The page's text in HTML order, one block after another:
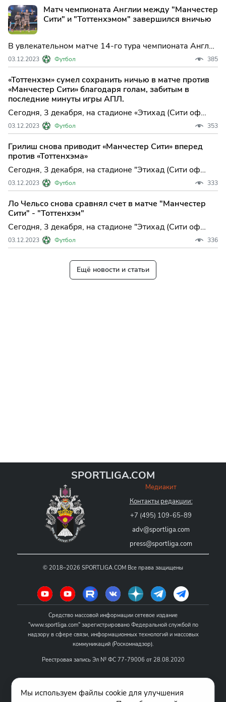
Матч чемпионата Англии между "Манчестер
Сити" и "Тоттенхэмом" завершился вничью
В увлекательном матче 14-го тура чемпионата Англии
по футболу «Манчестер Сити» и «Тоттенхэм» сыграли
вничью. Встреча прошла на поле «Манчестер Сити» в
Манчестере и завершилась со счетом 3:3.
03.12.2023 Футбол 385
«Тоттенхэм» сумел сохранить ничью в матче против
«Манчестер Сити» благодаря голам, забитым в
последние минуты игры АПЛ.
Сегодня, 3 декабря, на стадионе «Этихад (Сити оф
Манчестер)» в Манчестере состоялся матч 14-го тура
английской Премьер-лиги между командами
«Манчестер Сити» и «Тоттенхэм». Главным арбитром
встречи был назначен Саймон Хупер.
03.12.2023 Футбол 353
Грилиш снова приводит «Манчестер Сити» вперед
против «Тоттенхэма»
Сегодня, 3 декабря, на стадионе "Этихад (Сити оф
Манчестер)" в Манчестере прошел матч 14-го тура
английской Премьер-лиги между командами
"Манчестер Сити" и "Тоттенхэм". Главным арбитром
встречи был назначен Саймон Хупер.
03.12.2023 Футбол 333
Ло Чельсо снова сравнял счет в матче "Манчестер
Сити" - "Тоттенхэм"
Сегодня, 3 декабря, на стадионе "Этихад (Сити оф
Манчестер)" в Манчестере проходит матч 14-го тура
английской Премьер-лиги между командами
встречи назначен Саймон Хупер.
03.12.2023 Футбол 336
Ещё новости и статьи
SPORTLIGA.COM
Медиакит
Контакты редакции:
+7 (495) 109-65-89
adv@sportliga.com
press@sportliga.com
© 2018–2026 SPORTLIGA.COM Все права защищены
Средство массовой информации сетевое издание
"www.sportliga.com" зарегистрировано Федеральной службой по
надзору в сфере связи, информационных технологий и массовых
коммуникаций (Роскомнадзор).
Реестровая запись Эл № ФС 77-79006 от 28.08.2020
Название - www.sportliga.com
Учредитель СМИ сетевого издания "www.sportliga.com": ИП Чамин
Мы используем файлы cookie для улучшения